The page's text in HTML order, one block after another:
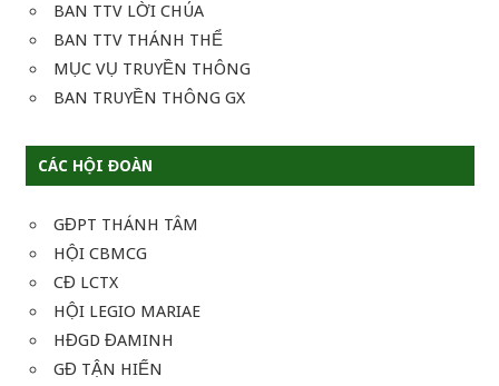
BAN TTV LỜI CHÚA
BAN TTV THÁNH THỂ
MỤC VỤ TRUYỀN THÔNG
BAN TRUYỀN THÔNG GX
CÁC HỘI ĐOÀN
GĐPT THÁNH TÂM
HỘI CBMCG
CĐ LCTX
HỘI LEGIO MARIAE
HĐGD ĐAMINH
GĐ TẬN HIẾN